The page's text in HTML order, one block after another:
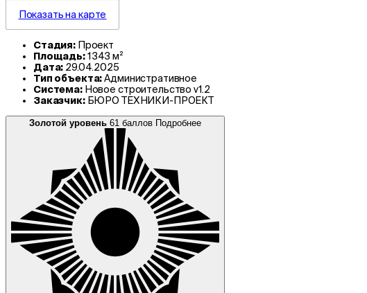
Показать на карте
Стадия: Проект
Площадь:1 343 м²
Дата: 29.04.2025
Тип объекта: Административное
Система: Новое строительство v1.2
Заказчик: БЮРО ТЕХНИКИ-ПРОЕКТ
Золотой уровень 61 баллов Подробнее